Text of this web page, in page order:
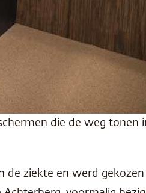
die de weg tonen
de ziekte en werd